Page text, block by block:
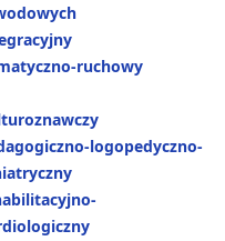
ruchowy
logopedyczno-